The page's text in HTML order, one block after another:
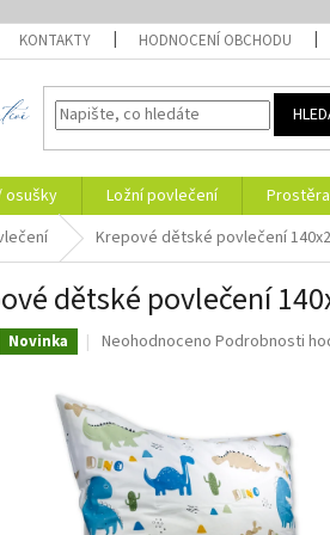
KONTAKTY HODNOCENÍ OBCHODU
osušky Ložní povlečení
Krepové dětské povlečení
dětské povlečení
Novinka
Průměrné
je
0,0
z
5
hvězdiček.
Neohodnoceno Podrobnosti